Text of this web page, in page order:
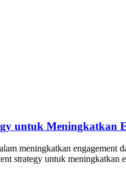
untuk Meningkatkan
meningkatkan
strategy untuk meningkatkan